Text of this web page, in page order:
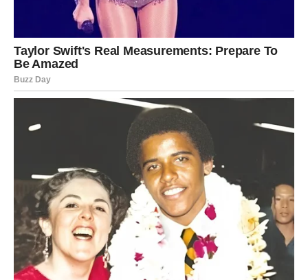
Škorpije će tokom ovog perioda imati osećaj da ih
univerzum vodi ka nečemu velikom. Intuicija će im biti
neverovatno jaka, pa će jasno znati kome mogu da veruju,
a od koga treba da se udalje.
Najvažnije od svega jeste to što će konačno osetiti
JARAC – KARMA IM DONOSI
SREĆU KAKVU NISU MOGLI NI
DA ZAMISLE
Jarčevi su među znakovima koji su najviše radili, trudili se